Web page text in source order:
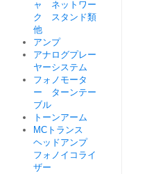
ャ ネットワー
ク スタンド類
他
アンプ
アナログプレー
ヤーシステム
フォノモータ
ー ターンテー
ブル
トーンアーム
MCトランス
ヘッドアンプ
フォノイコライ
ザー